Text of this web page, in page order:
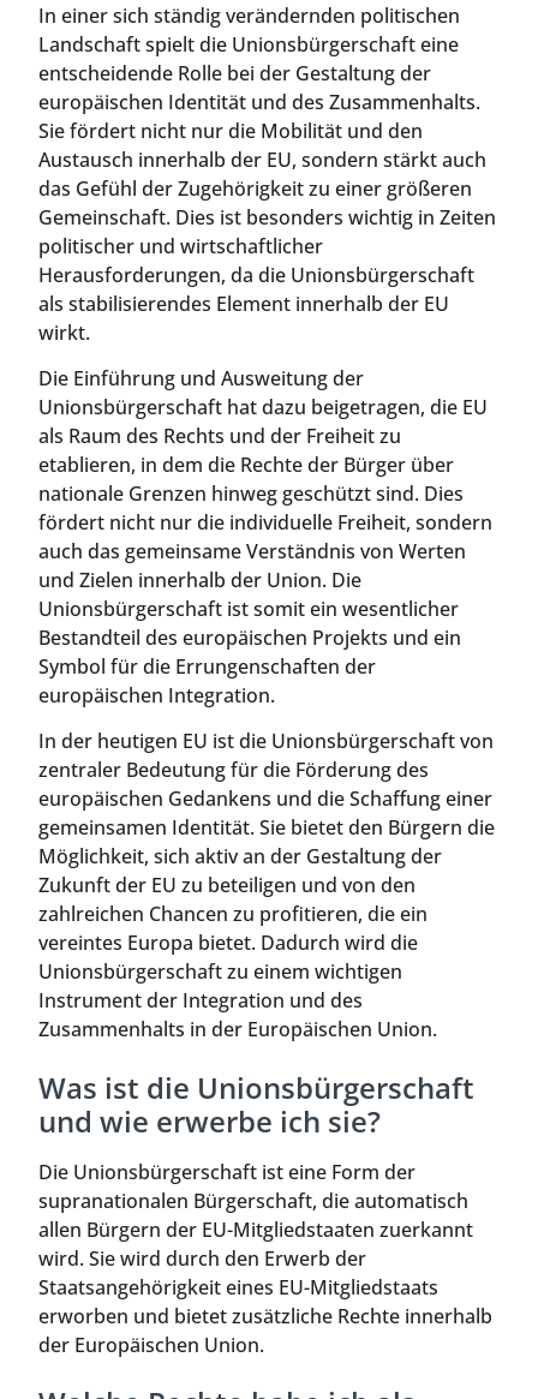
In einer sich ständig verändernden politischen
Landschaft spielt die Unionsbürgerschaft eine
entscheidende Rolle bei der Gestaltung der
europäischen Identität und des Zusammenhalts.
Sie fördert nicht nur die Mobilität und den
Austausch innerhalb der EU, sondern stärkt auch
das Gefühl der Zugehörigkeit zu einer größeren
Gemeinschaft. Dies ist besonders wichtig in Zeiten
politischer und wirtschaftlicher
Herausforderungen, da die Unionsbürgerschaft
als stabilisierendes Element innerhalb der EU
wirkt.
Die Einführung und Ausweitung der
Unionsbürgerschaft hat dazu beigetragen, die EU
als Raum des Rechts und der Freiheit zu
etablieren, in dem die Rechte der Bürger über
nationale Grenzen hinweg geschützt sind. Dies
fördert nicht nur die individuelle Freiheit, sondern
auch das gemeinsame Verständnis von Werten
und Zielen innerhalb der Union. Die
Unionsbürgerschaft ist somit ein wesentlicher
Bestandteil des europäischen Projekts und ein
Symbol für die Errungenschaften der
europäischen Integration.
In der heutigen EU ist die Unionsbürgerschaft von
zentraler Bedeutung für die Förderung des
europäischen Gedankens und die Schaffung einer
gemeinsamen Identität. Sie bietet den Bürgern die
Möglichkeit, sich aktiv an der Gestaltung der
Zukunft der EU zu beteiligen und von den
zahlreichen Chancen zu profitieren, die ein
vereintes Europa bietet. Dadurch wird die
Unionsbürgerschaft zu einem wichtigen
Instrument der Integration und des
Zusammenhalts in der Europäischen Union.
Was ist die Unionsbürgerschaft
und wie erwerbe ich sie?
Die Unionsbürgerschaft ist eine Form der
supranationalen Bürgerschaft, die automatisch
allen Bürgern der EU-Mitgliedstaaten zuerkannt
wird. Sie wird durch den Erwerb der
Staatsangehörigkeit eines EU-Mitgliedstaats
erworben und bietet zusätzliche Rechte innerhalb
der Europäischen Union.